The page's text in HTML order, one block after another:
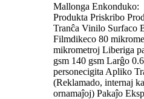
Mallonga Enkonduko:
Produkta Priskribo
Tranĉa Vinilo Surfaco
Filmdikeco 80
mikrometroj Liberiga
gsm 140 gsm Larĝo
personecigita Apliko
(Reklamado, internaj
ornamaĵoj) Pakaĵo